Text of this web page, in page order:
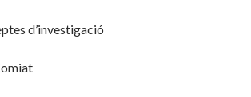
d’investigació